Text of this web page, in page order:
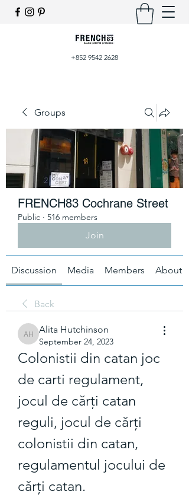
+852 9542 2628
Groups
FRENCH83 Cochrane Street
Public · 516 members
Join
Discussion Media Members About
Back
Alita Hutchinson
Alita Hutchinson
September 24, 2023
Colonistii din catan joc
de carti regulament,
jocul de cărți catan
reguli, jocul de cărți
colonistii din catan,
regulamentul jocului de
cărți catan.